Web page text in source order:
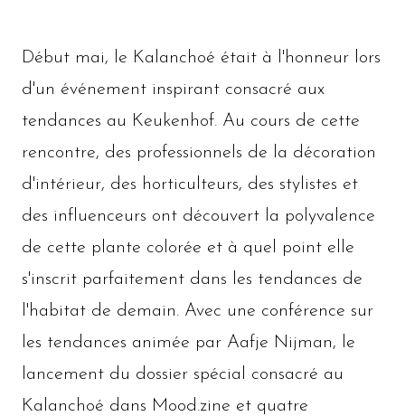
Début mai, le Kalanchoé était à l'honneur lors
d'un événement inspirant consacré aux
tendances au Keukenhof. Au cours de cette
rencontre, des professionnels de la décoration
d'intérieur, des horticulteurs, des stylistes et
des influenceurs ont découvert la polyvalence
de cette plante colorée et à quel point elle
s'inscrit parfaitement dans les tendances de
l'habitat de demain. Avec une conférence sur
les tendances animée par Aafje Nijman, le
lancement du dossier spécial consacré au
Kalanchoé dans Mood.zine et quatre